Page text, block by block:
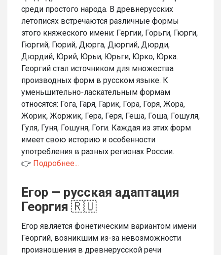
среди простого народа. В древнерусских
летописях встречаются различные формы
этого княжеского имени: Гергии, Горьги, Гюрги,
Гюргий, Гюрий, Дюрга, Дюргий, Дюрди,
Дюрдий, Юрий, Юрьи, Юрьги, Юрко, Юрка.
Георгий стал источником для множества
производных форм в русском языке. К
уменьшительно-ласкательным формам
относятся: Гога, Гаря, Гарик, Гора, Горя, Жора,
Жорик, Жоржик, Гера, Геря, Геша, Гоша, Гошуля,
Гуля, Гуня, Гошуня, Гоги. Каждая из этих форм
имеет свою историю и особенности
употребления в разных регионах России.
👉 Подробнее...
Егор — русская адаптация
Георгия 🇷🇺
Егор является фонетическим вариантом имени
Георгий, возникшим из-за невозможности
произношения в древнерусской речи